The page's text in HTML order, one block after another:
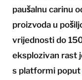
paušalnu carinu
proizvoda u
vrijednosti do
eksplozivan rast
s platformi poput